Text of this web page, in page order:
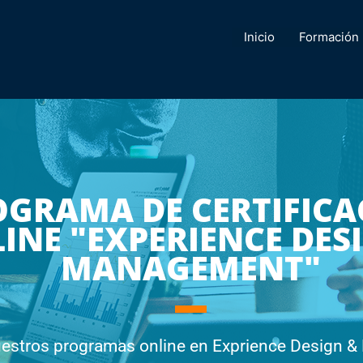
Inicio Formación
DE
"EXPERIENCE
MANAGEMENT"
programas online en Exprience Design